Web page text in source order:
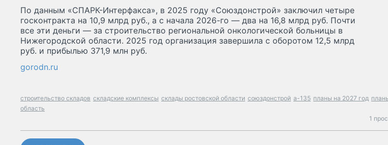
По данным «СПАРК-Интерфакса», в 2025 году «Союздонстрой» заключил четыре
госконтракта на 10,9 млрд руб., а с начала 2026-го — два на 16,8 млрд руб. Почти
все эти деньги — за строительство региональной онкологической больницы в
Нижегородской области. 2025 год организация завершила с оборотом 12,5 млрд
руб. и прибылью 371,9 млн руб.
gorodn.ru
строительство складов складские комплексы склады ростовской области союздонстрой а-135 планы на 2027 год
область
1